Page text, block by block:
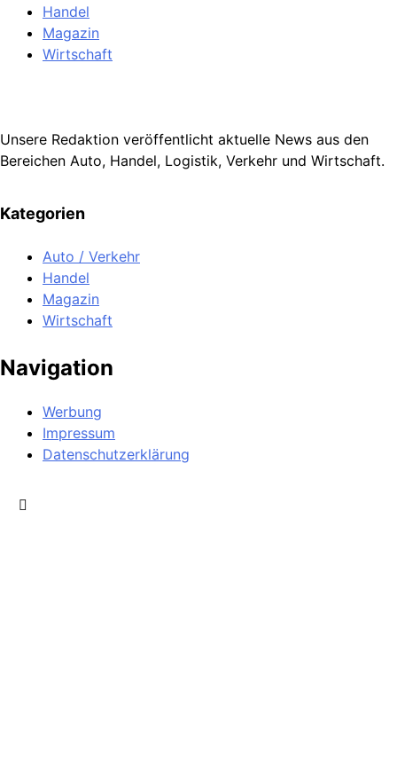
Handel
Magazin
Wirtschaft
Unsere Redaktion veröffentlicht aktuelle News aus den
Bereichen Auto, Handel, Logistik, Verkehr und Wirtschaft.
Kategorien
Auto / Verkehr
Handel
Magazin
Wirtschaft
Navigation
Werbung
Impressum
Datenschutzerklärung